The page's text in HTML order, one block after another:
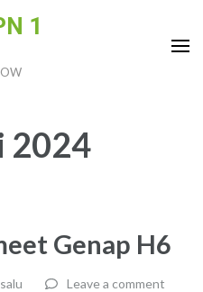
1
2024
Genap H6
Leave a comment